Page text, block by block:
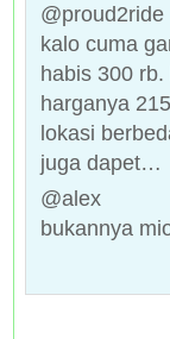
@proud2ride
kalo cuma
habis 300
harganya
lokasi
juga dapet…
@alex
bukannya